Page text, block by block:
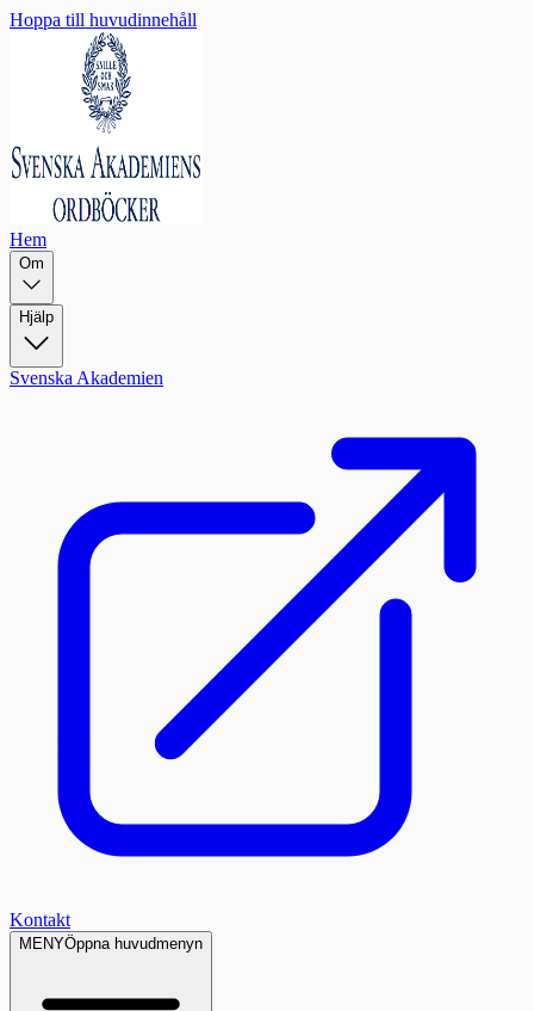
Hoppa till huvudinnehåll
Hem
Om
Hjälp
Svenska Akademien
Kontakt
MENYÖppna huvudmenyn